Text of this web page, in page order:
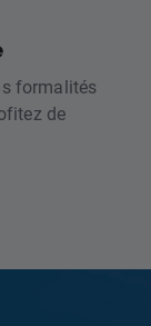
formalités
de